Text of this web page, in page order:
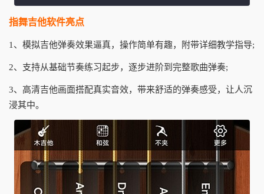
指舞吉他软件亮点
1、模拟吉他弹奏效果逼真，操作简单有趣，附带详细教学指导;
2、支持从基础节奏练习起步，逐步进阶到完整歌曲弹奏;
3、高清吉他画面搭配真实音效，带来舒适的弹奏感受，让人沉
浸其中。